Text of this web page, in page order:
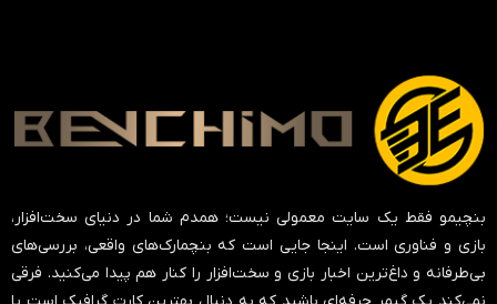
بنچیمو فقط یک سایت معمولی نیست؛ همدم شما در دنیای سخت‌افزار،
بازی و فناوری است. اینجا جایی است که بنچمارک‌های واقعی، بررسی‌های
بی‌طرفانه و داغ‌ترین اخبار بازی و سخت‌افزار را کنار هم پیدا می‌کنید. فرقی